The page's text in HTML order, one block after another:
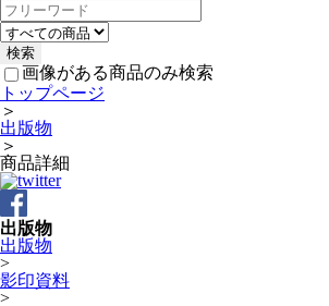
画像がある商品のみ検索
トップページ
＞
出版物
＞
商品詳細
出版物
出版物
>
影印資料
>